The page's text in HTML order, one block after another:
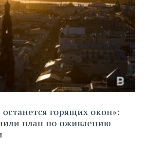
горящих окон»:
план по оживлению